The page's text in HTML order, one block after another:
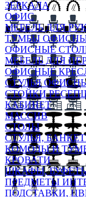
ЗЕРКАЛА
ОФИС
МЕБЕЛЬ ДЛЯ
ТУМБЫ
ОФИСНЫЕ
МЕБЕЛЬ ДЛЯ
ОФИСНЫЕ
СТУЛЬЯ
СТОЙКИ
КАБИНЕТ
МАССИВ
СТОЛЫ
СТУЛЬЯ,
КОМОДЫ И
КРОВАТИ
ШКАФЫ,
ПРЕДМЕТЫ
ПОДСТАВКИ,